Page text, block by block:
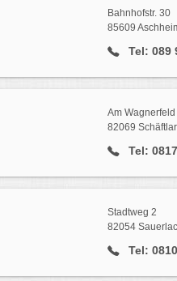
Bahnhofstr. 30
85609
Tel: 089
Am Wagnerfeld
82069
Tel:
Stadtweg 2
82054
Tel: